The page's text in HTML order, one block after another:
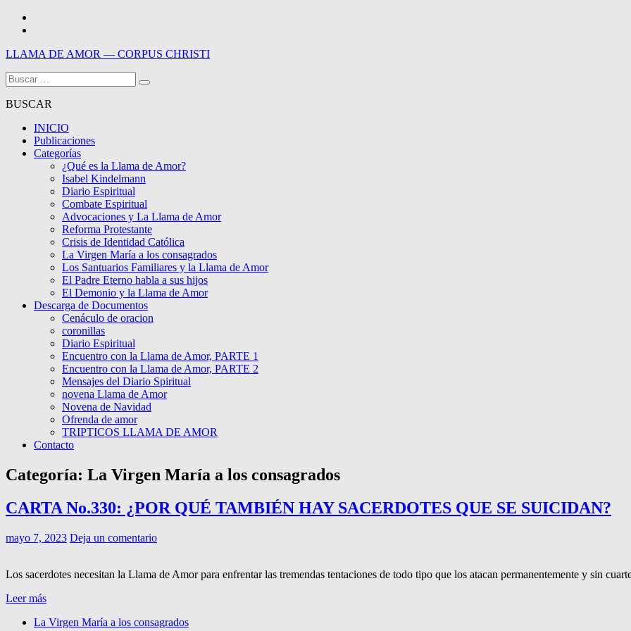
Saltar
LLAMA DE AMOR — CORPUS CHRISTI
Blog de la Llama de Amor
Buscar:
BUSCAR
INICIO
Publicaciones
Categorías
¿Qué es la Llama de Amor?
Isabel Kindelmann
Diario Espiritual
Combate Espiritual
Advocaciones y La Llama de Amor
Reforma Protestante
Crisis de Identidad Católica
La Virgen María a los consagrados
Los Santuarios Familiares y la Llama de Amor
El Padre Eterno habla a sus hijos
El Demonio y la Llama de Amor
Descarga de Documentos
Cenáculo de oracion
coronillas
Diario Espiritual
Encuentro con la Llama de Amor, PARTE 1
Encuentro con la Llama de Amor, PARTE 2
Mensajes del Diario Spiritual
novena Llama de Amor
Novena de Navidad
Ofrenda de amor
TRIPTICOS LLAMA DE AMOR
Contacto
Categoría: La Virgen María a los consagrados
CARTA No.330: ¿POR QUÉ TAMBIÉN HAY SACERDOTES QUE SE SUICIDAN?
mayo 7, 2023 Deja un comentario
Los sacerdotes necesitan la Llama de Amor para enfrentar las tremendas tentaciones de todo tipo que los atacan permanentemente y sin
Leer más
La Virgen María a los consagrados